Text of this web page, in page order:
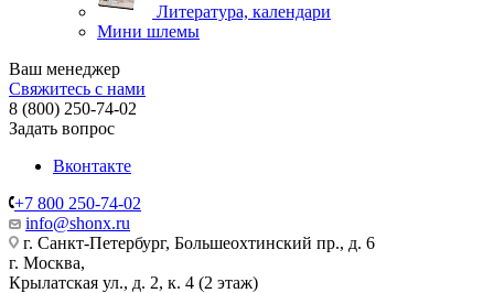
Литература, календари
Мини шлемы
Ваш менеджер
Свяжитесь с нами
8 (800) 250-74-02
Задать вопрос
Вконтакте
+7 800 250-74-02
info@shonx.ru
г. Санкт-Петербург, Большеохтинский пр., д. 6
г. Москва,
Крылатская ул., д. 2, к. 4 (2 этаж)